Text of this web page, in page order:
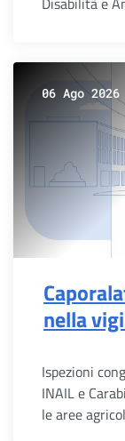
06 Ago 2026
nella
Ispezioni
INAIL e
le aree